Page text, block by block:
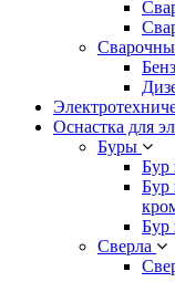
Оснастка для
Буры
Бур
Бур
Бур
Сверла